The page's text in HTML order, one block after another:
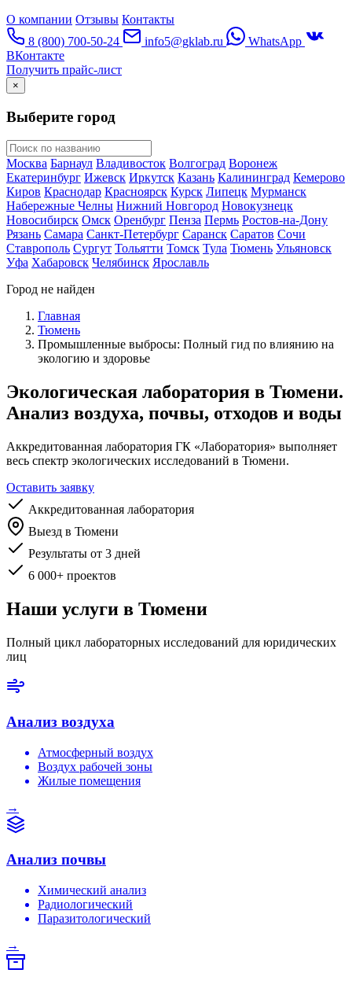
О компании Отзывы Контакты
8 (800) 700-50-24
info5@gklab.ru
WhatsApp
ВКонтакте
Получить прайс-лист
×
Выберите город
Москва Барнаул Владивосток Волгоград Воронеж
Екатеринбург Ижевск Иркутск Казань Калининград Кемерово
Киров Краснодар Красноярск Курск Липецк Мурманск
Набережные Челны Нижний Новгород Новокузнецк
Новосибирск Омск Оренбург Пенза Пермь Ростов-на-Дону
Рязань Самара Санкт-Петербург Саранск Саратов Сочи
Ставрополь Сургут Тольятти Томск Тула Тюмень Ульяновск
Уфа Хабаровск Челябинск Ярославль
Город не найден
Главная
Тюмень
Промышленные выбросы: Полный гид по влиянию на
экологию и здоровье
Экологическая лаборатория в Тюмени.
Анализ воздуха, почвы, отходов и воды
Аккредитованная лаборатория ГК «Лаборатория» выполняет
весь спектр экологических исследований в Тюмени.
Оставить заявку
Аккредитованная лаборатория
Выезд в Тюмени
Результаты от 3 дней
6 000+ проектов
Наши услуги в Тюмени
Полный цикл лабораторных исследований для юридических
лиц
Анализ воздуха
Атмосферный воздух
Воздух рабочей зоны
Жилые помещения
→
Анализ почвы
Химический анализ
Радиологический
Паразитологический
→